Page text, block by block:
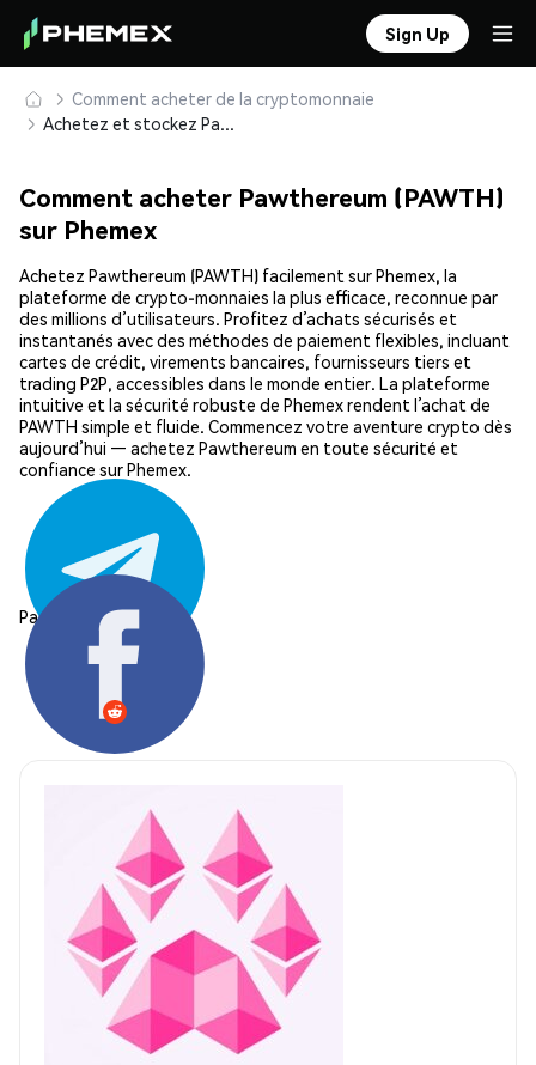
Sign Up
Comment acheter de la cryptomonnaie
Achetez et stockez Pawthereum (PAWTH) en toute sécurité
Comment acheter Pawthereum (PAWTH)
sur Phemex
Achetez Pawthereum (PAWTH) facilement sur Phemex, la
plateforme de crypto-monnaies la plus efficace, reconnue par
des millions d’utilisateurs. Profitez d’achats sécurisés et
instantanés avec des méthodes de paiement flexibles, incluant
cartes de crédit, virements bancaires, fournisseurs tiers et
trading P2P, accessibles dans le monde entier. La plateforme
intuitive et la sécurité robuste de Phemex rendent l’achat de
PAWTH simple et fluide. Commencez votre aventure crypto dès
aujourd’hui — achetez Pawthereum en toute sécurité et
confiance sur Phemex.
Partager: